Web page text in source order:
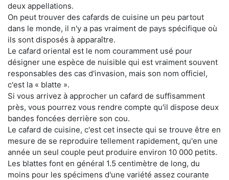
deux appellations.
On peut trouver des cafards de cuisine un peu partout
dans le monde, il n'y a pas vraiment de pays spécifique où
ils sont disposés à apparaître.
Le cafard oriental est le nom couramment usé pour
désigner une espèce de nuisible qui est vraiment souvent
responsables des cas d'invasion, mais son nom officiel,
c'est la « blatte ».
Si vous arrivez à approcher un cafard de suffisamment
près, vous pourrez vous rendre compte qu'il dispose deux
bandes foncées derrière son cou.
Le cafard de cuisine, c'est cet insecte qui se trouve être en
mesure de se reproduire tellement rapidement, qu'en une
année un seul couple peut produire environ 10 000 petits.
Les blattes font en général 1.5 centimètre de long, du
moins pour les spécimens d'une variété assez courante